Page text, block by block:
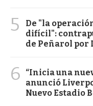
5
De "la
difícil":
de Peñarol por
6
“Inicia una
anunció
Nuevo Estadio